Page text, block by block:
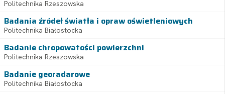
Politechnika Rzeszowska
Badania źródeł światła i opraw oświetleniowych
Politechnika Białostocka
Badanie chropowatości powierzchni
Politechnika Rzeszowska
Badanie georadarowe
Politechnika Białostocka